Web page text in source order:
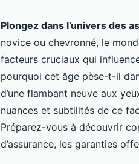
Plongez dans l’univers des
novice ou chevronné, le
facteurs cruciaux qui
pourquoi cet âge pèse-t-il
d’une flambant neuve aux
nuances et subtilités de ce
Préparez-vous à découvrir
d’assurance, les garanties